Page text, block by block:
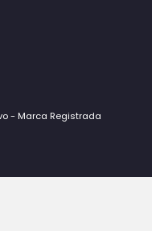
- Marca Registrada